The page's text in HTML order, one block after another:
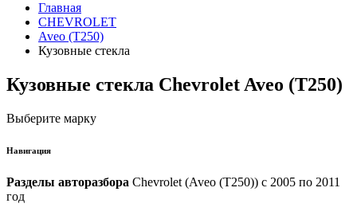
Главная
CHEVROLET
Aveo (T250)
Кузовные стекла
Кузовные стекла Chevrolet Aveo (T250)
Выберите марку
Навигация
Разделы авторазбора Chevrolet (Aveo (T250)) с 2005 по 2011
год